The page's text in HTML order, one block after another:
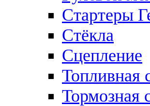
Стартеры
Стёкла
Сцепление
Топливная
Тормозная